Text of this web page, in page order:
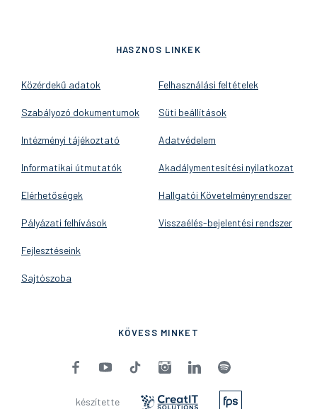
HASZNOS LINKEK
Közérdekű adatok
Szabályozó dokumentumok
Intézményi tájékoztató
Informatikai útmutatók
Elérhetőségek
Pályázati felhívások
Fejlesztéseink
Sajtószoba
Felhasználási feltételek
Süti beállítások
Adatvédelem
Akadálymentesítési nyilatkozat
Hallgatói Követelményrendszer
Visszaélés-bejelentési rendszer
KÖVESS MINKET
készítette